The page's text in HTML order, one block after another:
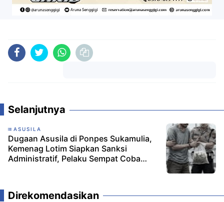
Selanjutnya
ASUSILA
Dugaan Asusila di Ponpes Sukamulia,
Kemenag Lotim Siapkan Sanksi
Administratif, Pelaku Sempat Coba
Direkomendasikan